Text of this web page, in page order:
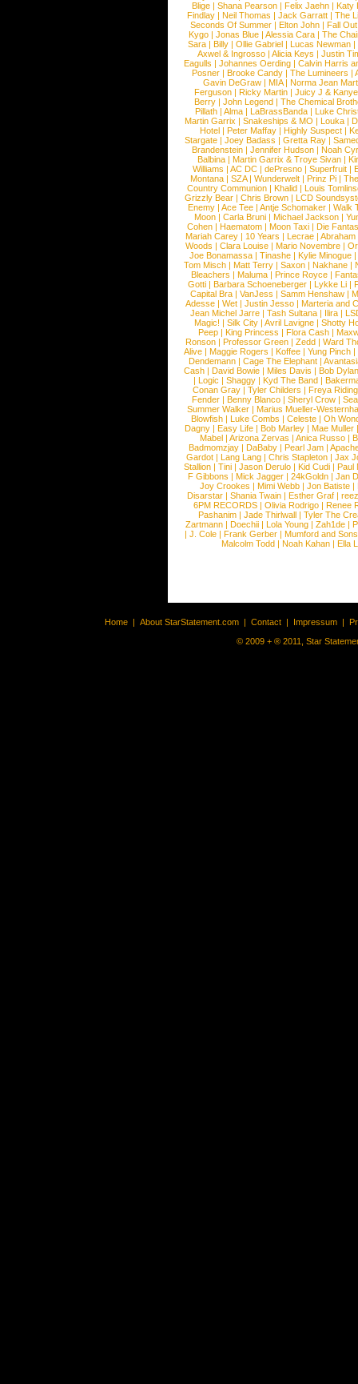
Blige | Shana Pearson | Felix Jaehn | Katy
Findlay |Neil Thomas |Jack Garratt |The
Seconds Of Summer |Elton John |Fall
Kygo |Jonas Blue |Alessia Cara |The
Sara |Billy |Ollie Gabriel |Lucas Newman |
Axwel & Ingrosso | Alicia Keys | Justin
Eagulls |Johannes Oerding |Calvin Harris
Posner |Brooke Candy |The Lumineers |
Gavin DeGraw | MIA| Norma Jean
Ferguson | Ricky Martin | Juicy J &
Berry | John Legend | The Chemical
Pillath |Alma |LaBrassBanda |Luke
Martin Garrix | Snakeships & MO | Louka |
Hotel | Peter Maffay | Highly Suspect |
Stargate |Joey Badass |Gretta Ray |
Brandenstein |Jennifer Hudson |Noah
Balbina | Martin Garrix & Troye Sivan |
Williams |AC DC |dePresno |Superfruit |
Montana |SZA|Wunderwelt |Prinz Pi |
Country Communion | Khalid | Louis
Grizzly Bear | Chris Brown | LCD
Enemy | Ace Tee | Antje Schomaker | Walk
Moon |Carla Bruni |Michael Jackson |
Cohen |Haematom |Moon Taxi |Die
Mariah Carey | 10 Years | Lecrae | Abraham
Woods |Clara Louise |Mario Novembre |
Joe Bonamassa | Tinashe | Kylie Minogue |
Tom Misch |Matt Terry |Saxon |Nakhane |
Bleachers | Maluma | Prince Royce |
Gotti |Barbara Schoeneberger |Lykke Li |
Capital Bra |VanJess |Samm Henshaw |
Adesse |Wet |Justin Jesso |Marteria and
Jean Michel Jarre |Tash Sultana | Ilira |
Magic! | Silk City | Avril Lavigne | Shotty
Peep |King Princess |Flora Cash |
Ronson |Professor Green |Zedd |Ward
Alive |Maggie Rogers |Koffee |Yung Pinch |
Dendemann |Cage The Elephant |
Cash | David Bowie | Miles Davis | Bob Dylan
|Logic |Shaggy |Kyd The Band |
Conan Gray |Tyler Childers |Freya
Fender |Benny Blanco |Sheryl Crow |
Summer Walker |Marius Mueller-
Blowfish | Luke Combs | Celeste | Oh
Dagny |Easy Life |Bob Marley |Mae Muller
Mabel |Arizona Zervas |Anica Russo |
Badmomzjay |DaBaby |Pearl Jam |
Gardot | Lang Lang | Chris Stapleton | Jax
Stallion |Tini |Jason Derulo |Kid Cudi |Paul
F Gibbons | Mick Jagger | 24kGoldn | Jan
Joy Crookes | Mimi Webb | Jon Batiste |
Disarstar | Shania Twain | Esther Graf |
6PM RECORDS | Olivia Rodrigo | Renee
Pashanim |Jade Thirlwall |Tyler The
Zartmann | Doechii | Lola Young | Zah1de |
| J. Cole | Frank Gerber | Mumford and Sons
Malcolm Todd | Noah Kahan | Ella
Home | About StarStatement.com | Contact | Impressum |
© 2009 + ® 2011, Star